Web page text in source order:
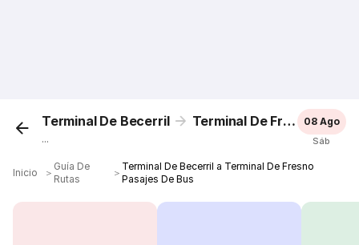
Terminal De Becerril Terminal De Fresno
...
08 Ago
Sáb
Inicio ＞
Guía De
Rutas
＞
Terminal De Becerril a Terminal De Fresno
Pasajes De Bus